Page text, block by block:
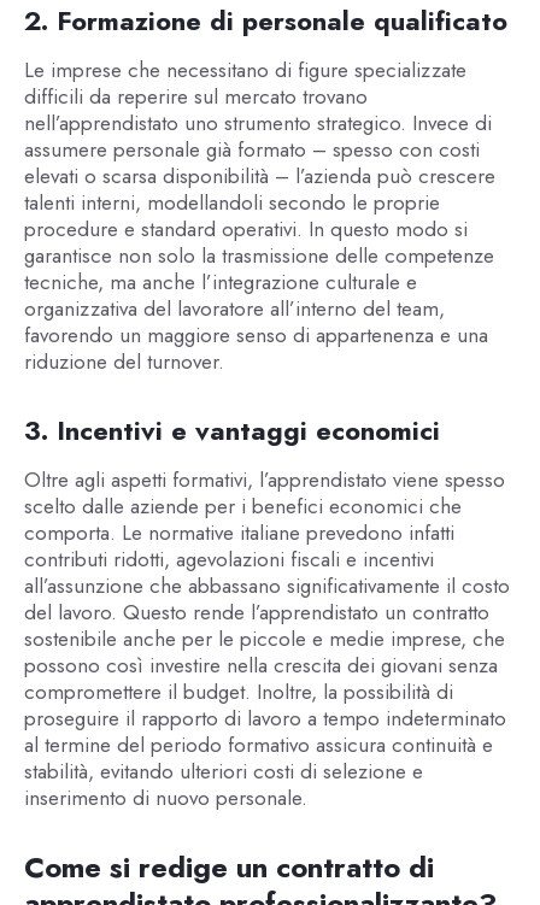
2. Formazione di personale qualificato
Le imprese che necessitano di figure specializzate
difficili da reperire sul mercato trovano
nell’apprendistato uno strumento strategico. Invece di
assumere personale già formato – spesso con costi
elevati o scarsa disponibilità – l’azienda può crescere
talenti interni, modellandoli secondo le proprie
procedure e standard operativi. In questo modo si
garantisce non solo la trasmissione delle competenze
tecniche, ma anche l’integrazione culturale e
organizzativa del lavoratore all’interno del team,
favorendo un maggiore senso di appartenenza e una
riduzione del turnover.
3. Incentivi e vantaggi economici
Oltre agli aspetti formativi, l’apprendistato viene spesso
scelto dalle aziende per i benefici economici che
comporta. Le normative italiane prevedono infatti
contributi ridotti, agevolazioni fiscali e incentivi
all’assunzione che abbassano significativamente il costo
del lavoro. Questo rende l’apprendistato un contratto
sostenibile anche per le piccole e medie imprese, che
possono così investire nella crescita dei giovani senza
compromettere il budget. Inoltre, la possibilità di
proseguire il rapporto di lavoro a tempo indeterminato
al termine del periodo formativo assicura continuità e
stabilità, evitando ulteriori costi di selezione e
inserimento di nuovo personale.
Come si redige un contratto di